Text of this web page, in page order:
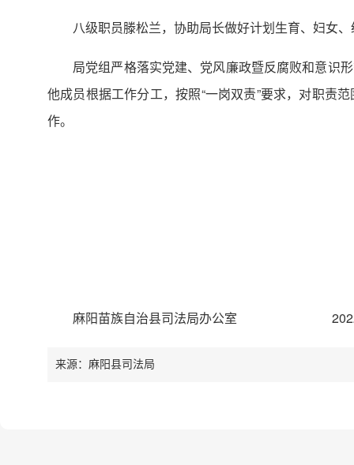
八级职员滕松兰，协助局长做好计划生育、妇女
局党组严格落实党建、党风廉政暨反腐败和意识
他成员根据工作分工，按照“一岗双责”要求，对职责
作。
麻阳苗族自治县司法局办公室 2022
来源：麻阳县司法局